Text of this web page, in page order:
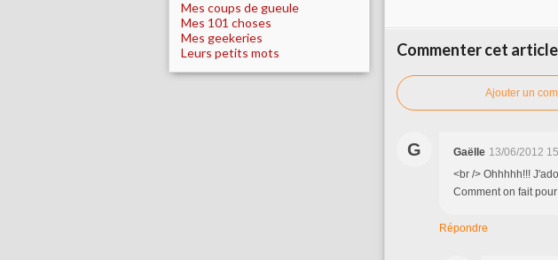
Mes coups de gueule
Mes 101 choses
Mes geekeries
Leurs petits mots
Commenter cet article
Ajouter un
G Gaëlle 13/06/2012
<br /> Ohhhhh!!!
Comment on fait
Répondre